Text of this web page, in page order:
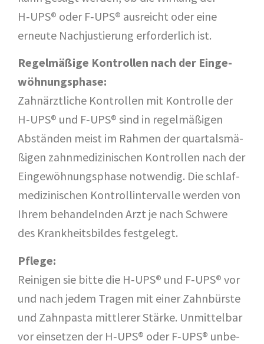
H‑UPS® oder F‑UPS® aus­reicht oder eine
erneu­te Nach­jus­tie­rung erfor­der­lich ist.
Regel­mä­ßi­ge Kon­trol­len nach der Ein­ge­
wöh­nungs­pha­se:
Zahn­ärzt­li­che Kon­trol­len mit Kon­trol­le der
H‑UPS® und F‑UPS® sind in regel­mä­ßi­gen
Abstän­den meist im Rah­men der quar­tals­mä­
ßi­gen zahn­me­di­zi­ni­schen Kon­trol­len nach der
Ein­ge­wöh­nungs­pha­se not­wen­dig. Die schlaf­
me­di­zi­ni­schen Kon­troll­in­ter­val­le wer­den von
Ihrem behan­deln­den Arzt je nach Schwe­re
des Krank­heits­bil­des festgelegt.
Pfle­ge:
Rei­ni­gen sie bit­te die H‑UPS® und F‑UPS® vor
und nach jedem Tra­gen mit einer Zahn­bürs­te
und Zahn­pas­ta mitt­le­rer Stär­ke. Unmit­tel­bar
vor ein­set­zen der H‑UPS® oder F‑UPS® unbe­